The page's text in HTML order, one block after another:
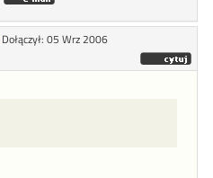
Dołączył: 05 Wrz 2006